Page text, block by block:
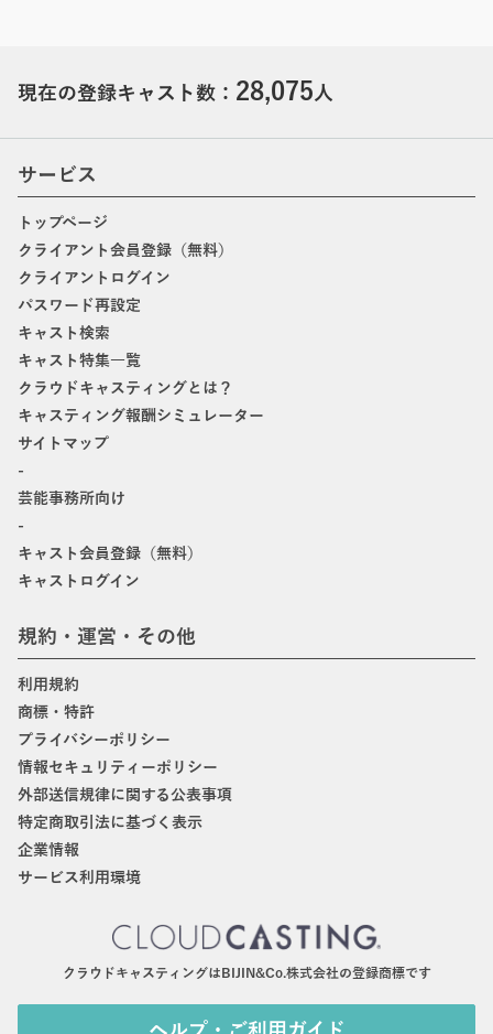
現在の登録キャスト数： 28,075人
サービス
トップページ
クライアント会員登録（無料）
クライアントログイン
パスワード再設定
キャスト検索
キャスト特集一覧
クラウドキャスティングとは？
キャスティング報酬シミュレーター
サイトマップ
-
芸能事務所向け
-
キャスト会員登録（無料）
キャストログイン
規約・運営・その他
利用規約
商標・特許
プライバシーポリシー
情報セキュリティーポリシー
外部送信規律に関する公表事項
特定商取引法に基づく表示
企業情報
サービス利用環境
クラウドキャスティングはBIJIN&Co.株式会社の登録商標です